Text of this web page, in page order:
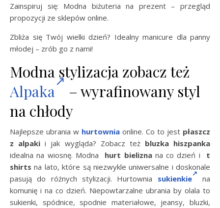
Zainspiruj się: Modna biżuteria na prezent – przegląd
propozycji ze sklepów online.
Zbliża się Twój wielki dzień? Idealny manicure dla panny
młodej – zrób go z nami!
Modna stylizacja zobacz też
Alpaka
– wyrafinowany styl
na chłody
Najlepsze ubrania w hurtownia online. Co to jest płaszcz
z alpaki i jak wygląda? Zobacz też bluzka hiszpanka
idealna na wiosnę. Modna hurt bieliznana co dzień i t
shirts na lato, które są niezwykle uniwersalne i doskonale
pasują do różnych stylizacji. Hurtownia sukienkie
na
komunię i na co dzień. Niepowtarzalne ubrania by olala to
sukienki, spódnice, spodnie materiałowe, jeansy, bluzki,